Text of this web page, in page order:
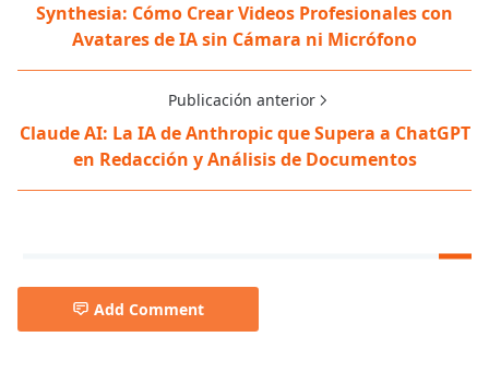
Synthesia: Cómo Crear Videos Profesionales con
Avatares de IA sin Cámara ni Micrófono
Publicación anterior
Claude AI: La IA de Anthropic que Supera a ChatGPT
en Redacción y Análisis de Documentos
Add Comment